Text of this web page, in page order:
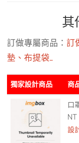
其
訂做專屬商品： 訂
墊、布提袋…
獨家設計商品 商
口
設